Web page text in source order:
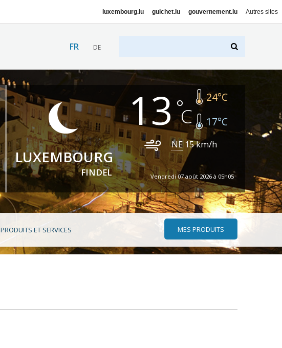
luxembourg.lu guichet.lu gouvernement.lu Autres sites
FR DE
LUXEMBOURG
FINDEL
13 24°C
17°C
NE 15km/h
Vendredi 07 août 2026 à 05h05
PRODUITS ET SERVICES MES PRODUITS